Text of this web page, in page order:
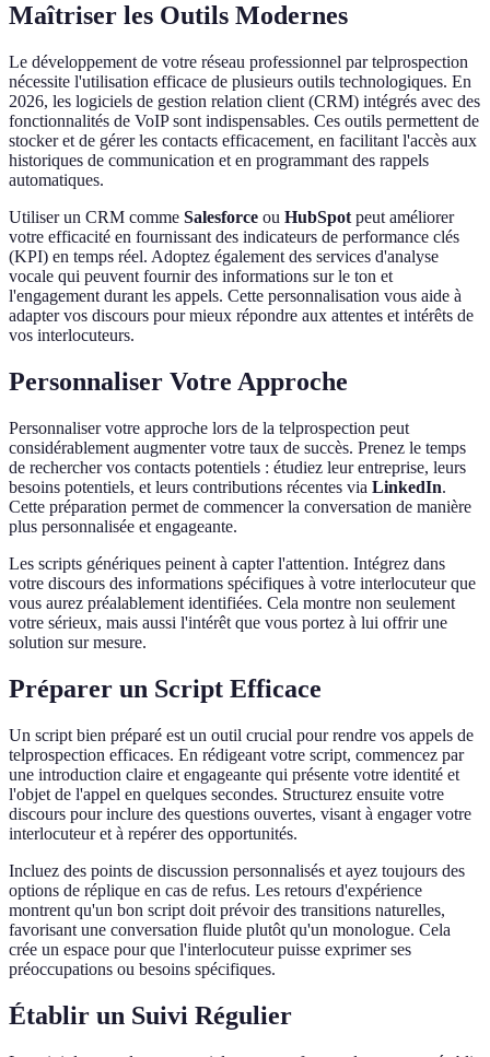
Maîtriser les Outils Modernes
Le développement de votre réseau professionnel par telprospection
nécessite l'utilisation efficace de plusieurs outils technologiques. En
2026, les logiciels de gestion relation client (CRM) intégrés avec des
fonctionnalités de VoIP sont indispensables. Ces outils permettent de
stocker et de gérer les contacts efficacement, en facilitant l'accès aux
historiques de communication et en programmant des rappels
automatiques.
Utiliser un CRM comme Salesforce ou HubSpot peut améliorer
votre efficacité en fournissant des indicateurs de performance clés
(KPI) en temps réel. Adoptez également des services d'analyse
vocale qui peuvent fournir des informations sur le ton et
l'engagement durant les appels. Cette personnalisation vous aide à
adapter vos discours pour mieux répondre aux attentes et intérêts de
vos interlocuteurs.
Personnaliser Votre Approche
Personnaliser votre approche lors de la telprospection peut
considérablement augmenter votre taux de succès. Prenez le temps
de rechercher vos contacts potentiels : étudiez leur entreprise, leurs
besoins potentiels, et leurs contributions récentes via LinkedIn.
Cette préparation permet de commencer la conversation de manière
plus personnalisée et engageante.
Les scripts génériques peinent à capter l'attention. Intégrez dans
votre discours des informations spécifiques à votre interlocuteur que
vous aurez préalablement identifiées. Cela montre non seulement
votre sérieux, mais aussi l'intérêt que vous portez à lui offrir une
solution sur mesure.
Préparer un Script Efficace
Un script bien préparé est un outil crucial pour rendre vos appels de
telprospection efficaces. En rédigeant votre script, commencez par
une introduction claire et engageante qui présente votre identité et
l'objet de l'appel en quelques secondes. Structurez ensuite votre
discours pour inclure des questions ouvertes, visant à engager votre
interlocuteur et à repérer des opportunités.
Incluez des points de discussion personnalisés et ayez toujours des
options de réplique en cas de refus. Les retours d'expérience
montrent qu'un bon script doit prévoir des transitions naturelles,
favorisant une conversation fluide plutôt qu'un monologue. Cela
crée un espace pour que l'interlocuteur puisse exprimer ses
préoccupations ou besoins spécifiques.
Établir un Suivi Régulier